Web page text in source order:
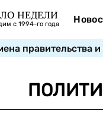
НЕДЕЛИ
с 1994-го года
правительства